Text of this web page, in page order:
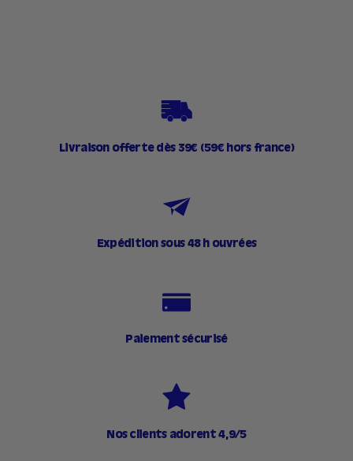
Livraison offerte dès 39€ (59€ hors france)
Expédition sous 48 h ouvrées
Paiement sécurisé
Nos clients adorent 4,9/5